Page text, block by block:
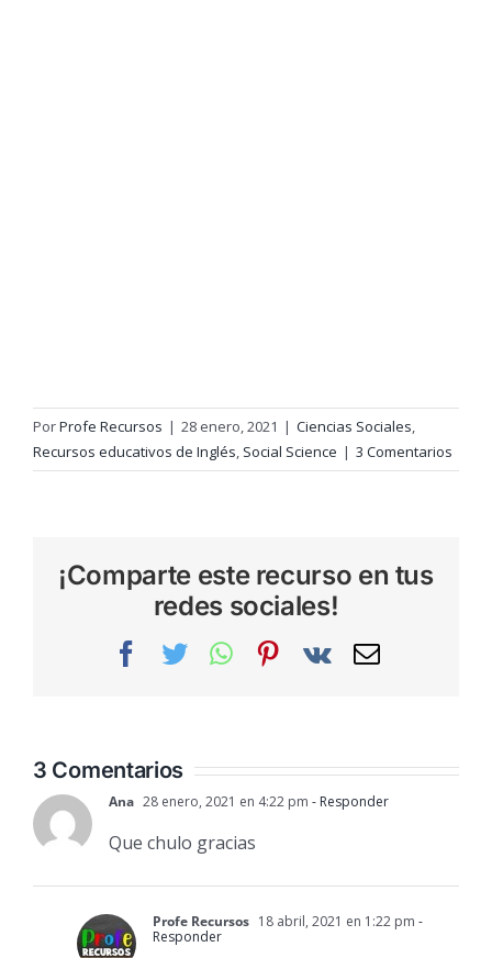
PorProfe Recursos | 28 enero, 2021 | Ciencias Sociales,
Recursos educativos de Inglés, Social Science | 3 Comentarios
¡Comparte este recurso en tus
redes sociales!
Facebook
TwitterWhatsAppPinterest
Vk
Correo
3 Comentarios
Ana 28 enero, 2021 en 4:22 pm - Responder
Que chulo gracias
Profe Recursos 18 abril, 2021 en 1:22 pm -
Responder